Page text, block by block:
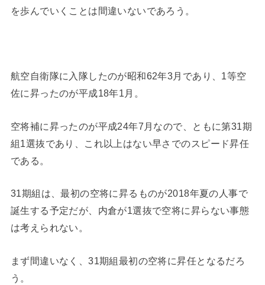
を歩んでいくことは間違いないであろう。
航空自衛隊に入隊したのが昭和62年3月であり、1等空
佐に昇ったのが平成18年1月。
空将補に昇ったのが平成24年7月なので、ともに第31期
組1選抜であり、これ以上はない早さでのスピード昇任
である。
31期組は、最初の空将に昇るものが2018年夏の人事で
誕生する予定だが、内倉が1選抜で空将に昇らない事態
は考えられない。
まず間違いなく、31期組最初の空将に昇任となるだろ
う。